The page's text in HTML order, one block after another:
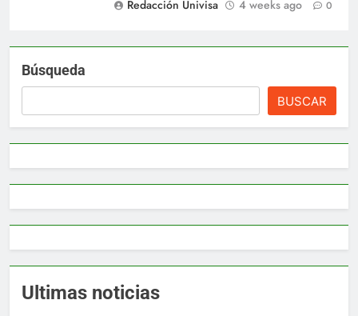
Redacción Univisa
4 weeks ago 0
Búsqueda
BUSCAR
Ultimas noticias